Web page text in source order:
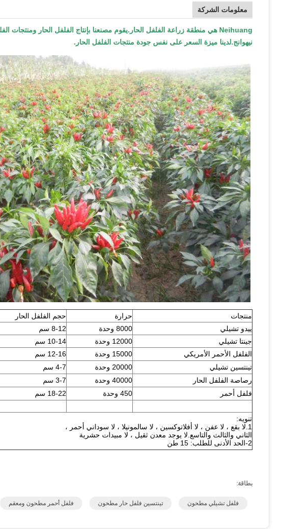
معلومات الشركة
نيهوانج.لدينا ميزة السعر على نفس جودة منتجات الفلفل الحار.
منتجات حرارة حجم الفلفل الحار
ييدو تشيلي
8000 وحدة 8-12 سم
جينتا تشيلي
12000 وحدة 10-14 سم
الفلفل الأحمر الأمريكي
15000 وحدة 12-16 سم
تينتسين تشيلي
20000 وحدة 4-7 سم
رصاصة الفلفل الحار
40000 وحدة 3-7 سم
فلفل أحمر
450 وحدة 18-22 سم
تنويه:
1.لا بقع ، لا عفن ، لا أفلاتوكسين ، لا سالمونيلا ، لا سوداني أحمر ،
الثاني والثالث والتاسع.لا يوجد معدن ثقيل ، لا مبيدات حشرية
2-الحد الأدنى للطلب: 15 طن
بطاقة:
فلفل تشيلي مطحون تينتسين فلفل حار مطحون فلفل أحمر مطحون ومعقم